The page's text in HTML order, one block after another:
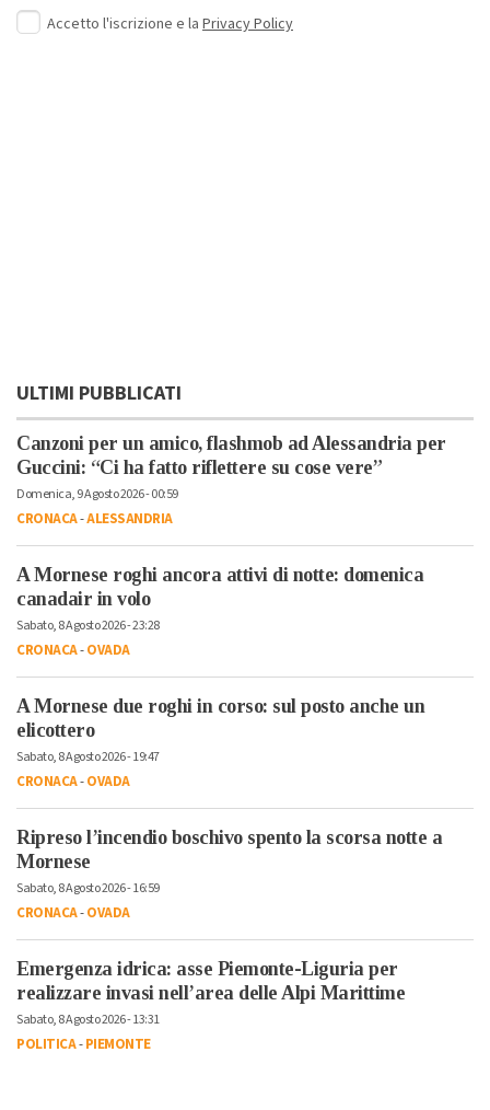
Accetto l'iscrizione e la Privacy Policy
ULTIMI PUBBLICATI
Canzoni per un amico, flashmob ad Alessandria per
Guccini: “Ci ha fatto riflettere su cose vere”
Domenica, 9 Agosto 2026 - 00:59
CRONACA-ALESSANDRIA
A Mornese roghi ancora attivi di notte: domenica
canadair in volo
Sabato, 8 Agosto 2026 - 23:28
CRONACA-OVADA
A Mornese due roghi in corso: sul posto anche un
elicottero
Sabato, 8 Agosto 2026 - 19:47
CRONACA-OVADA
Ripreso l’incendio boschivo spento la scorsa notte a
Mornese
Sabato, 8 Agosto 2026 - 16:59
CRONACA-OVADA
Emergenza idrica: asse Piemonte-Liguria per
realizzare invasi nell’area delle Alpi Marittime
Sabato, 8 Agosto 2026 - 13:31
POLITICA-PIEMONTE